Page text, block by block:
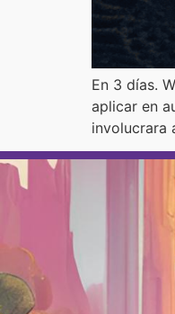
En 3 días.
aplicar en
involucrara